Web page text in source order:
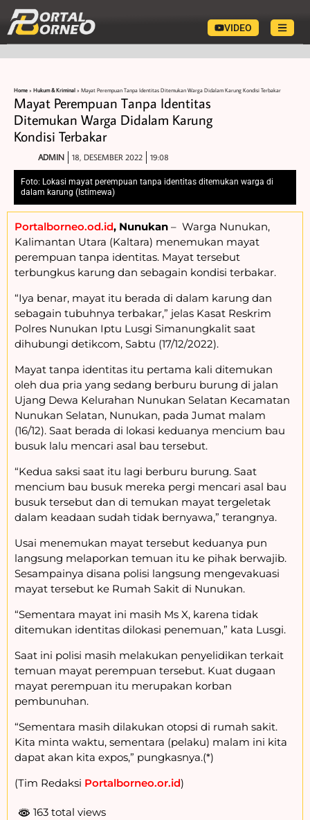
VIDEO
Home » Hukum & Kriminal » Mayat Perempuan Tanpa Identitas Ditemukan Warga Didalam Karung Kondisi Terbakar
Mayat Perempuan Tanpa Identitas
Ditemukan Warga Didalam Karung
Kondisi Terbakar
ADMIN 18, DESEMBER 2022 19:08
Foto: Lokasi mayat perempuan tanpa identitas ditemukan warga di
dalam karung (Istimewa)
Portalborneo.od.id, Nunukan – Warga Nunukan,
Kalimantan Utara (Kaltara) menemukan mayat
perempuan tanpa identitas. Mayat tersebut
terbungkus karung dan sebagain kondisi terbakar.
“Iya benar, mayat itu berada di dalam karung dan
sebagain tubuhnya terbakar,” jelas Kasat Reskrim
Polres Nunukan Iptu Lusgi Simanungkalit saat
dihubungi detikcom, Sabtu (17/12/2022).
Mayat tanpa identitas itu pertama kali ditemukan
oleh dua pria yang sedang berburu burung di jalan
Ujang Dewa Kelurahan Nunukan Selatan Kecamatan
Nunukan Selatan, Nunukan, pada Jumat malam
(16/12). Saat berada di lokasi keduanya mencium bau
busuk lalu mencari asal bau tersebut.
“Kedua saksi saat itu lagi berburu burung. Saat
mencium bau busuk mereka pergi mencari asal bau
busuk tersebut dan di temukan mayat tergeletak
dalam keadaan sudah tidak bernyawa,” terangnya.
Usai menemukan mayat tersebut keduanya pun
langsung melaporkan temuan itu ke pihak berwajib.
Sesampainya disana polisi langsung mengevakuasi
mayat tersebut ke Rumah Sakit di Nunukan.
“Sementara mayat ini masih Ms X, karena tidak
ditemukan identitas dilokasi penemuan,” kata Lusgi.
Saat ini polisi masih melakukan penyelidikan terkait
temuan mayat perempuan tersebut. Kuat dugaan
mayat perempuan itu merupakan korban
pembunuhan.
“Sementara masih dilakukan otopsi di rumah sakit.
Kita minta waktu, sementara (pelaku) malam ini kita
dapat akan kita expos,” pungkasnya.(*)
(Tim Redaksi Portalborneo.or.id)
163 total views